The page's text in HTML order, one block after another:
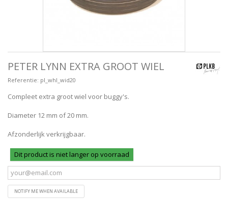
PETER LYNN EXTRA GROOT WIEL
Referentie: pl_whl_wid20
Compleet extra groot wiel voor buggy's.
Diameter 12 mm of 20 mm.
Afzonderlijk verkrijgbaar.
Dit product is niet langer op voorraad
NOTIFY ME WHEN AVAILABLE